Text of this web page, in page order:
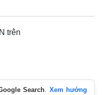
trên
Search. Xem hướng